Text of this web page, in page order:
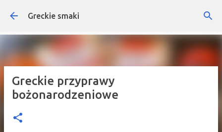
Przejdź do głównej zawartości
Greckie smaki
Greckie przyprawy
bożonarodzeniowe